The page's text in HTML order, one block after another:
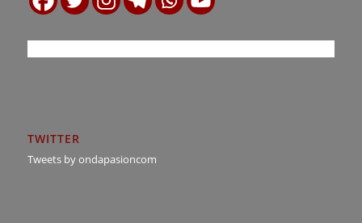
TWITTER
Tweets by ondapasioncom